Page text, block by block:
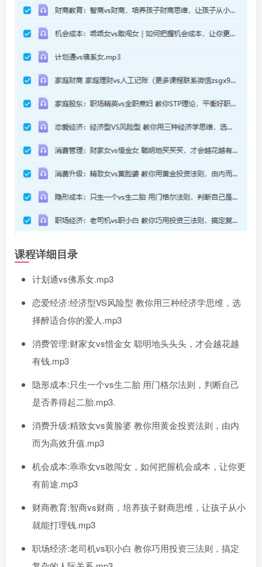
课程详细目录
计划通vs佛系女.mp3
恋爱经济:经济型VS风险型 教你用三种经济学思维，选
择醉适合你的爱人.mp3
消费管理:财家女vs惜金女 聪明地头头头，才会越花越
有钱.mp3
隐形成本:只生一个vs生二胎 用门格尔法则，判断自己
是否养得起二胎.mp3.
消费升级:精致女vs黄脸婆 教你用黄金投资法则，由内
而为高效升值.mp3
机会成本:乖乖女vs敢闯女，如何把握机会成本，让你更
有前途.mp3
财商教育:智商vs财商，培养孩子财商思维，让孩子从小
就能打理钱.mp3
职场经济:老司机vs职小白 教你巧用投资三法则，搞定